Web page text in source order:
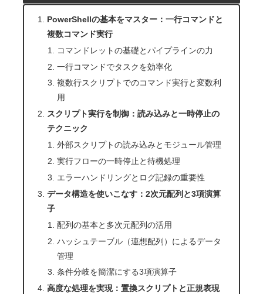
PowerShellの基本をマスター：一行コマンドと
複数コマンド実行
コマンドレットの基礎とパイプラインの力
一行コマンドでタスクを効率化
複数行スクリプトでのコマンド実行と変数利
用
スクリプト実行を制御：読み込みと一時停止の
テクニック
外部スクリプトの読み込みとモジュール管理
実行フローの一時停止と待機処理
エラーハンドリングとログ記録の重要性
データ構造を使いこなす：2次元配列と3項演算
子
配列の基本と多次元配列の活用
ハッシュテーブル（連想配列）によるデータ
管理
条件分岐を簡潔にする3項演算子
高度な処理を実現：置換スクリプトと正規表現